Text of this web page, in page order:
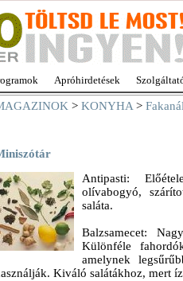
Apróhirdetések
> KONYHA >
Antipasti:
olívabogyó,
saláta.
Balzsamecet:
Különféle
amelynek
Kiváló salátákhoz, mert